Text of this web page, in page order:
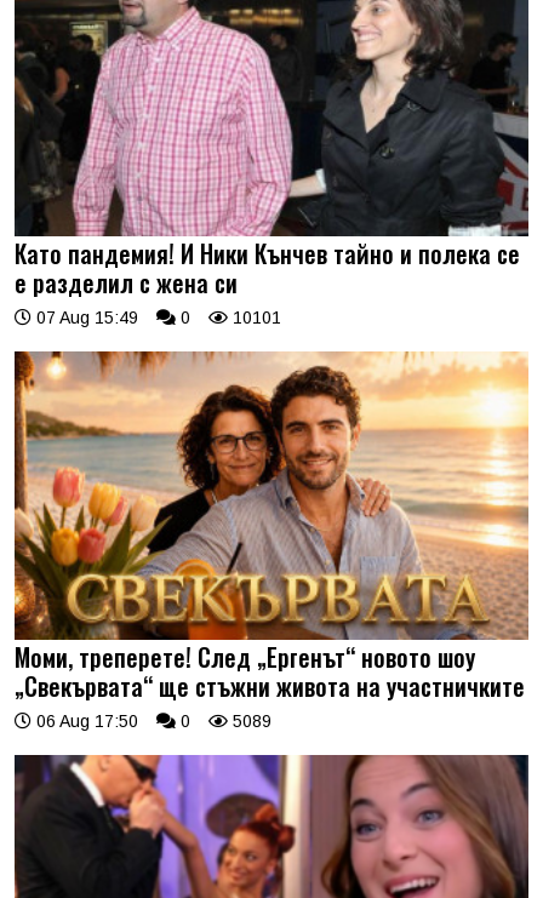
Като пандемия! И Ники Кънчев тайно и полека се
е разделил с жена си
07 Aug 15:49 0 10101
Моми, треперете! След „Ергенът“ новото шоу
„Свекървата“ ще стъжни живота на участничките
06 Aug 17:50 0 5089